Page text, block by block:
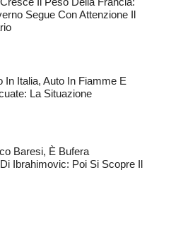
Segue Con Attenzione Il
In Italia, Auto In Fiamme E
La Situazione
Baresi, È Bufera
Ibrahimovic: Poi Si Scopre Il